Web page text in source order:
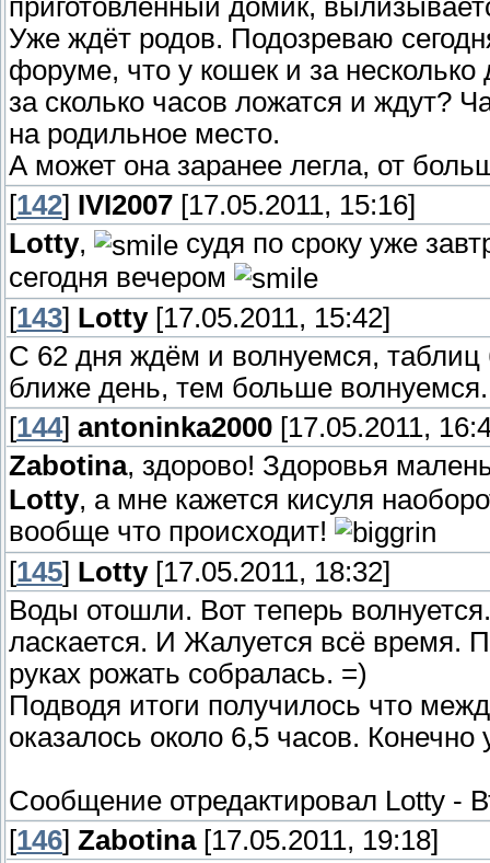
приготовленный домик,
Уже ждёт родов. Подозреваю
форуме, что у кошек и за
за сколько часов ложатся и ждут?
на родильное место.
А может она заранее легла, от
[142] IVI2007 [17.05.2011, 15:16]
Lotty,
судя по сроку уже
сегодня вечером
[143] Lotty[17.05.2011, 15:42]
С 62 дня ждём и волнуемся, таблиц
ближе день, тем больше волнуемся.
[144] antoninka2000 [17.05.2011,
Zabotina, здорово! Здоровья
Lotty, а мне кажется кисуля
вообще что происходит!
[145] Lotty[17.05.2011, 18:32]
Воды отошли. Вот теперь
ласкается. И Жалуется всё время.
руках рожать собралась. =)
Подводя итоги получилось что
оказалось около 6,5 часов.
Сообщение отредактировал Lotty -
[146] Zabotina[17.05.2011, 19:18]